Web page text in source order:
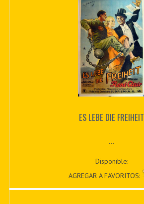
ES LEBE DIE FREIHEIT
...
Disponible:
AGREGAR A FAVORITOS: